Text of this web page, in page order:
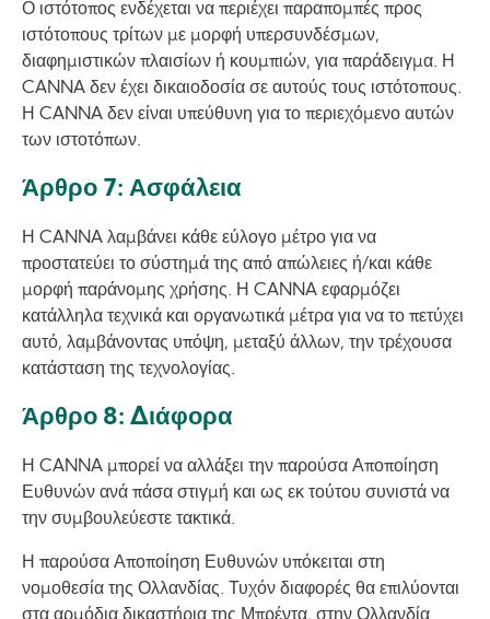
Ο ιστότοπος ενδέχεται να περιέχει παραπομπές προς
ιστότοπους τρίτων με μορφή υπερσυνδέσμων,
διαφημιστικών πλαισίων ή κουμπιών, για παράδειγμα. Η
CANNA δεν έχει δικαιοδοσία σε αυτούς τους ιστότοπους.
Η CANNA δεν είναι υπεύθυνη για το περιεχόμενο αυτών
των ιστοτόπων.
Άρθρο 7: Ασφάλεια
Η CANNA λαμβάνει κάθε εύλογο μέτρο για να
προστατεύει το σύστημά της από απώλειες ή/και κάθε
μορφή παράνομης χρήσης. Η CANNA εφαρμόζει
κατάλληλα τεχνικά και οργανωτικά μέτρα για να το πετύχει
αυτό, λαμβάνοντας υπόψη, μεταξύ άλλων, την τρέχουσα
κατάσταση της τεχνολογίας.
Άρθρο 8: Διάφορα
Η CANNA μπορεί να αλλάξει την παρούσα Αποποίηση
Ευθυνών ανά πάσα στιγμή και ως εκ τούτου συνιστά να
την συμβουλεύεστε τακτικά.
Η παρούσα Αποποίηση Ευθυνών υπόκειται στη
νομοθεσία της Ολλανδίας. Τυχόν διαφορές θα επιλύονται